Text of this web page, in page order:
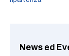
News ed